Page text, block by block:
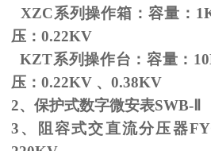
XZC系列操作箱：容量：
压： 0.22KV
KZT系列操作台：容量：
压： 0.22KV 、 0.38KV
2、保护式数字微安表SWB-
3、阻容式交直流分压器